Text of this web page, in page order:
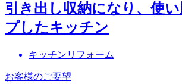
引き出し収納になり、使
プしたキッチン
キッチンリフォーム
お客様のご要望